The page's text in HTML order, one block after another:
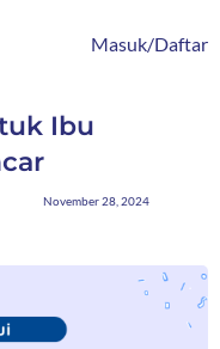
Masuk/Daftar
Ibu
November 28, 2024